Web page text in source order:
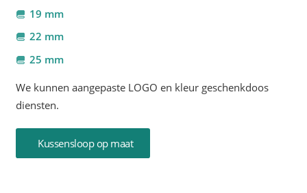
19 mm
22 mm
25 mm
We kunnen aangepaste LOGO en kleur geschenkdoos
diensten.
Kussensloop op maat